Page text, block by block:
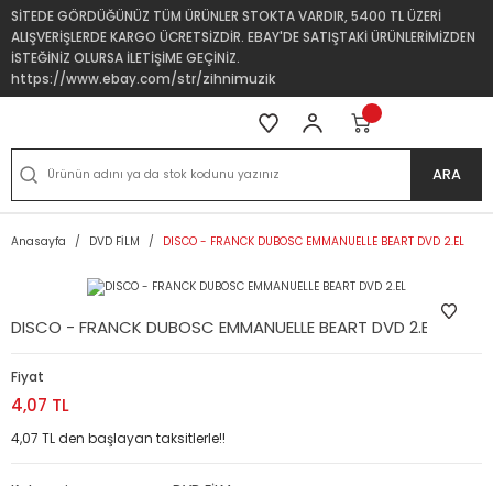
SİTEDE GÖRDÜĞÜNÜZ TÜM ÜRÜNLER STOKTA VARDIR, 5400 TL ÜZERİ
ALIŞVERİŞLERDE KARGO ÜCRETSİZDİR. EBAY'DE SATIŞTAKİ ÜRÜNLERİMİZDEN
İSTEĞİNİZ OLURSA İLETİŞİME GEÇİNİZ.
https://www.ebay.com/str/zihnimuzik
ARA
Anasayfa DVD FİLM DISCO - FRANCK DUBOSC EMMANUELLE BEART DVD 2.EL
DISCO - FRANCK DUBOSC EMMANUELLE BEART DVD 2.EL
Fiyat
4,07 TL
4,07 TL den başlayan taksitlerle!!